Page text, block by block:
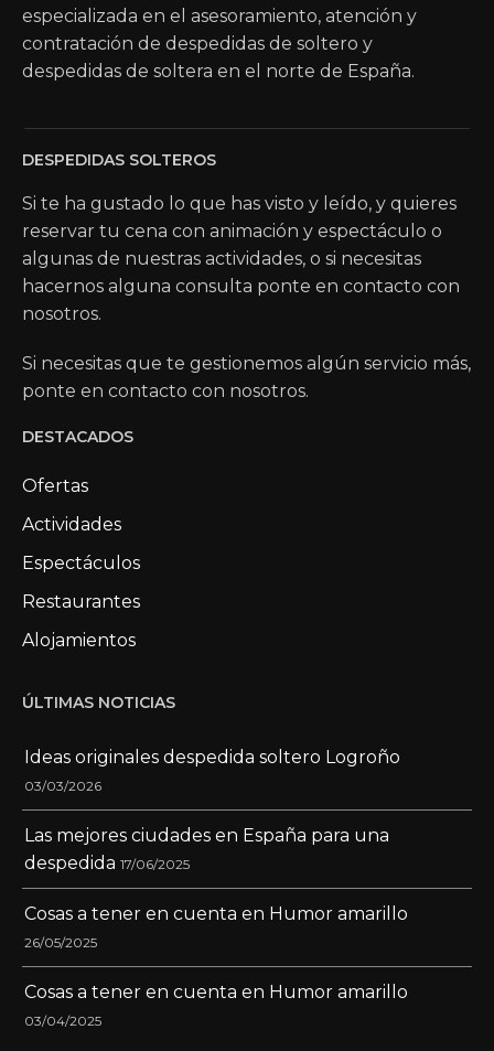
especializada en el asesoramiento, atención y
contratación de despedidas de soltero y
despedidas de soltera en el norte de España.
DESPEDIDAS SOLTEROS
Si te ha gustado lo que has visto y leído, y quieres
reservar tu cena con animación y espectáculo o
algunas de nuestras actividades, o si necesitas
hacernos alguna consulta ponte en contacto con
nosotros.
Si necesitas que te gestionemos algún servicio más,
ponte en contacto con nosotros.
DESTACADOS
Ofertas
Actividades
Espectáculos
Restaurantes
Alojamientos
ÚLTIMAS NOTICIAS
Ideas originales despedida soltero Logroño
03/03/2026
Las mejores ciudades en España para una
despedida 17/06/2025
Cosas a tener en cuenta en Humor amarillo
26/05/2025
Cosas a tener en cuenta en Humor amarillo
03/04/2025